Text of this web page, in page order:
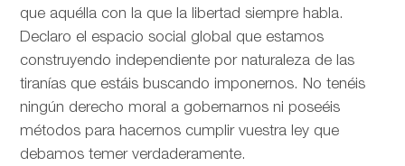
que aquélla con la que la libertad siempre habla.
Declaro el espacio social global que estamos
construyendo independiente por naturaleza de las
tiranías que estáis buscando imponernos. No tenéis
ningún derecho moral a gobernarnos ni poseéis
métodos para hacernos cumplir vuestra ley que
debamos temer verdaderamente.